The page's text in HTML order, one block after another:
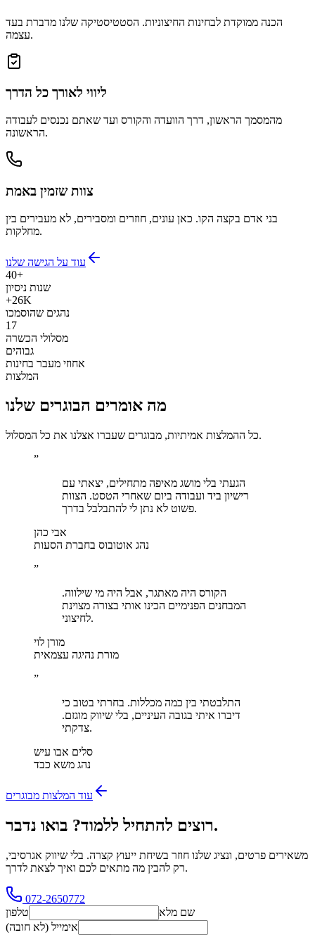
הכנה ממוקדת לבחינות החיצוניות. הסטטיסטיקה שלנו מדברת בעד
עצמה.
ליווי לאורך כל הדרך
מהמסמך הראשון, דרך הוועדה והקורס ועד שאתם נכנסים לעבודה
הראשונה.
צוות שזמין באמת
בני אדם בקצה הקו. כאן עונים, חוזרים ומסבירים, לא מעבירים בין
מחלקות.
עוד על הגישה שלנו
40+
שנות ניסיון
+26K
נהגים שהוסמכו
17
מסלולי הכשרה
גבוהים
אחוזי מעבר בחינות
המלצות
מה אומרים הבוגרים שלנו
כל ההמלצות אמיתיות, מבוגרים שעברו אצלנו את כל המסלול.
”
הגעתי בלי מושג מאיפה מתחילים, יצאתי עם
רישיון ביד ועבודה ביום שאחרי הטסט. הצוות
פשוט לא נתן לי להתבלבל בדרך.
אבי כהן
נהג אוטובוס בחברת הסעות
”
הקורס היה מאתגר, אבל היה מי שילווה.
המבחנים הפנימיים הכינו אותי בצורה מצוינת
לחיצוני.
מורן לוי
מורת נהיגה עצמאית
”
התלבטתי בין כמה מכללות. בחרתי בטוב כי
דיברו איתי בגובה העיניים, בלי שיווק מוגזם.
צדקתי.
סלים אבו עיש
נהג משא כבד
עוד המלצות מבוגרים
רוצים להתחיל ללמוד? בואו נדבר.
משאירים פרטים, ונציג שלנו חוזר בשיחת ייעוץ קצרה. בלי שיווק אגרסיבי,
רק להבין מה מתאים לכם ואיך לצאת לדרך.
072-2650772
שם מלא
טלפון
אימייל (לא חובה)